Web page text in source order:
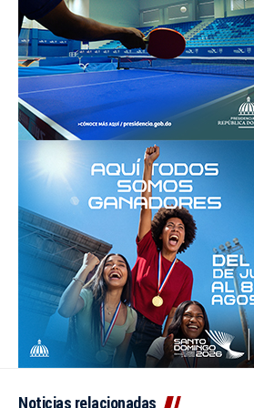
Noticias relacionadas